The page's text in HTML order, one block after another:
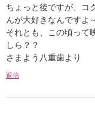
ちょっと後ですが、コ
んが大好きなんですよ
それとも、この頃って
しら？？
さまよう八重歯より
返信